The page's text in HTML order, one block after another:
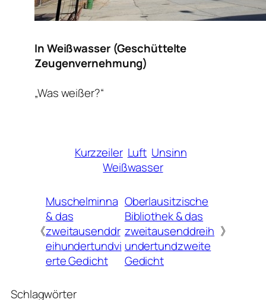
In Weißwasser (Geschüttelte
Zeugenvernehmung)
„Was weißer?“
Kurzzeiler Luft Unsinn
Weißwasser
《
Muschelminna
& das
zweitausenddr
eihundertundvi
erte Gedicht
Oberlausitzische
Bibliothek & das
zweitausenddreih
undertundzweite
Gedicht
》
Schlagwörter